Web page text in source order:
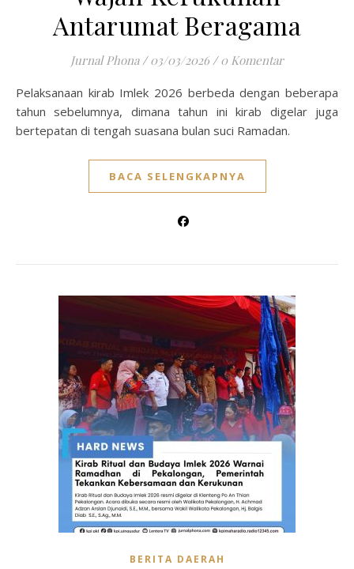
Antarumat Beragama
Jurnal Phona / 03/03/2026 / 0 Komentar
Pelaksanaan kirab Imlek 2026 berbeda dengan beberapa
tahun sebelumnya, dimana tahun ini kirab digelar juga
bertepatan di tengah suasana bulan suci Ramadan.
BACA SELENGKAPNYA
BERITA DAERAH